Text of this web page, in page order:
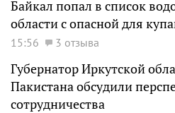
Байкал попал в список
области с опасной для
15:56 3 отзыва
Губернатор Иркутской
Пакистана обсудили
сотрудничества